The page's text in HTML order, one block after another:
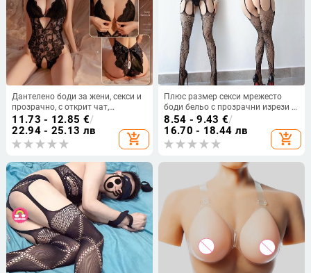
Дантелено боди за жени, секси и
прозрачно, с открит чат,
полиестер 80–90%, пролет 2025
11.73 - 12.85 €/
22.94 - 25.13 лв
add_shopping_cart
Плюс размер секси мрежесто
боди бельо с прозрачни изрези и
чорапи
8.54 - 9.43 €/
16.70 - 18.44 лв
add_shopping_cart